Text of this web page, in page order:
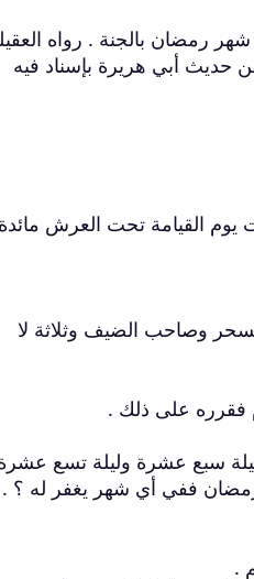
رمضان بالجنة . رواه
أبي هريرة بإسناد فيه
يوم القيامة تحت العرش
وصاحب الضيف وثلاثة لا
سبع عشرة وليلة تسع
ففي أي شهر يغفر له ؟ .